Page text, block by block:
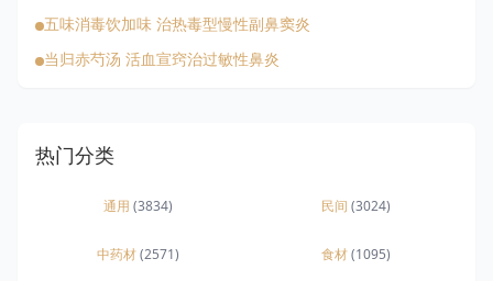
五味消毒饮加味 治热毒型慢性副鼻窦炎
当归赤芍汤 活血宣窍治过敏性鼻炎
热门分类
通用 (3834) 民间 (3024)
中药材(2571) 食材(1095)